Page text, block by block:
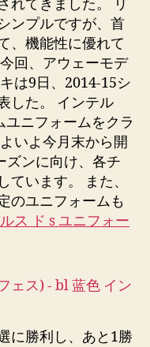
れてきました。 リ
ンプルですが、首
、機能性に優れて
回、アウェーモデ
は9日、2014-15シ
した。 インテル
ニフォームをクラ
いよ今月末から開
ズンに向け、各チ
います。 また、
のユニフォームも
ス ド s ユニフォー
に勝利し、あと1勝